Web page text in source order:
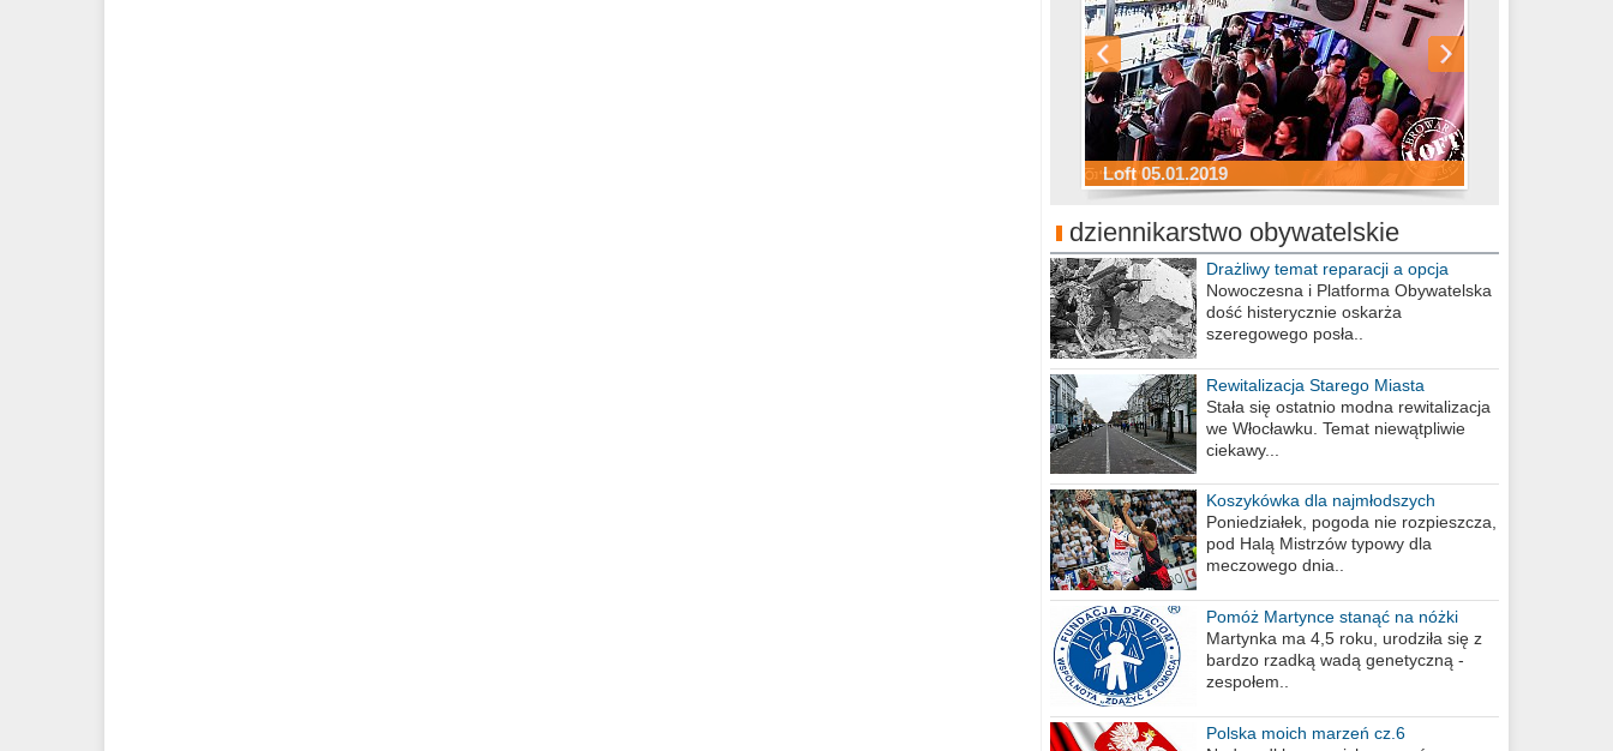
Loft 05.01.2019
Sylwester Podgrodzie 31.12.2018
Sylwester Pensjonat Michelin 31.12.2018
dziennikarstwo obywatelskie
Drażliwy temat reparacji a opcja
berlińska
Nowoczesna i Platforma Obywatelska
dość histerycznie oskarża
szeregowego posła..
Rewitalizacja Starego Miasta
Stała się ostatnio modna rewitalizacja
we Włocławku. Temat niewątpliwie
ciekawy...
Koszykówka dla najmłodszych
Poniedziałek, pogoda nie rozpieszcza,
pod Halą Mistrzów typowy dla
meczowego dnia..
Pomóż Martynce stanąć na nóżki
Martynka ma 4,5 roku, urodziła się z
bardzo rzadką wadą genetyczną -
zespołem..
Polska moich marzeń cz.6